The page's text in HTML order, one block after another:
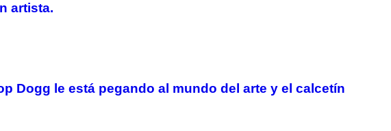
artista.
Dogg le está pegando al mundo del arte y el calcetín